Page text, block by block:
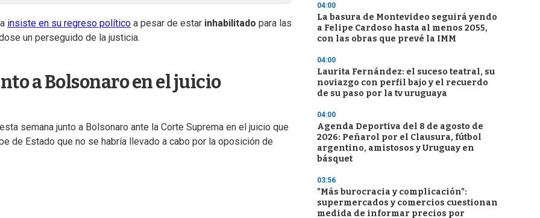
insiste en su regreso político a pesar de estar inhabilitado para las
un perseguido de la justicia.
a Bolsonaro en el juicio
semana junto a Bolsonaro ante la Corte Suprema en el juicio que
de Estado que no se habría llevado a cabo por la oposición de
04:00
La basura de Montevideo seguirá yendo
a Felipe Cardoso hasta al menos 2055,
con las obras que prevé la IMM
04:00
Laurita Fernández: el suceso teatral, su
noviazgo con perfil bajo y el recuerdo
de su paso por la tv uruguaya
04:00
Agenda Deportiva del 8 de agosto de
2026: Peñarol por el Clausura, fútbol
argentino, amistosos y Uruguay en
básquet
03:56
"Más burocracia y complicación":
supermercados y comercios cuestionan
medida de informar precios por